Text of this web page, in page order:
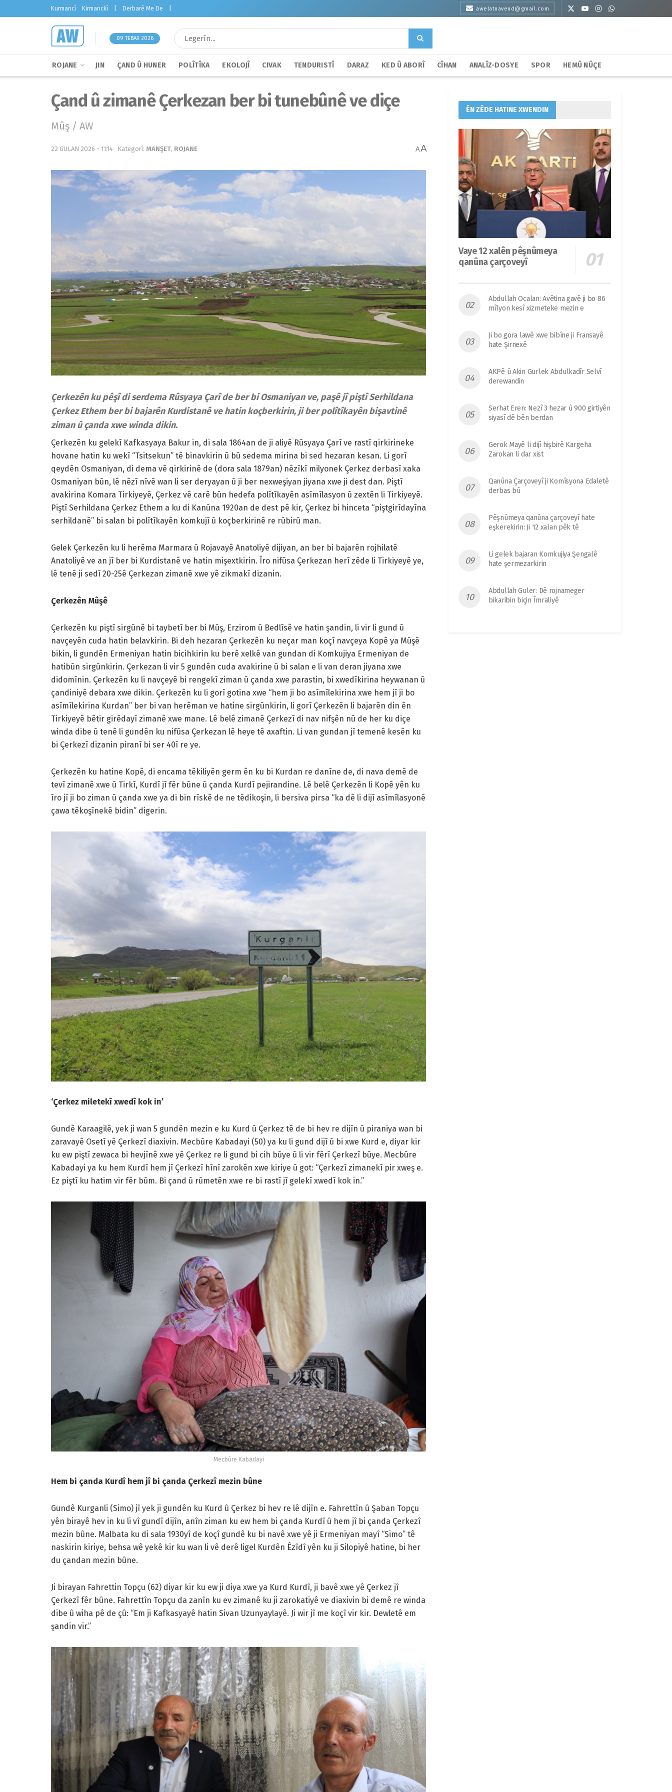
Kurmancî Kirmanckî Derbarê Me De awelatnavend@gmail.com
09 TEBAX 2026
ROJANE JIN ÇAND Û HUNER POLÎTÎKA EKOLOJÎ CIVAK TENDURISTÎ DARAZ KED Û ABORÎ CÎHAN ANALÎZ-DOSYE SPOR HEMÛ NÛÇE
Çand û zimanê Çerkezan ber bi tunebûnê ve diçe
Mûş / AW
22 GULAN 2026 - 11:14 Kategorî: MANŞET, ROJANE AA
Çerkezên ku pêşî di serdema Rûsyaya Çarî de ber bi Osmaniyan ve, paşê jî piştî Serhildana
Çerkez Ethem ber bi bajarên Kurdistanê ve hatin koçberkirin, ji ber polîtîkayên bişavtinê
ziman û çanda xwe winda dikin.
Çerkezên ku gelekî Kafkasyaya Bakur in, di sala 1864an de ji aliyê Rûsyaya Çarî ve rastî qirkirineke
hovane hatin ku wekî “Tsitsekun” tê binavkirin û bû sedema mirina bi sed hezaran kesan. Li gorî
qeydên Osmaniyan, di dema vê qirkirinê de (dora sala 1879an) nêzîkî milyonek Çerkez derbasî xaka
Osmaniyan bûn, lê nêzî nîvê wan li ser deryayan û ji ber nexweşiyan jiyana xwe ji dest dan. Piştî
avakirina Komara Tirkiyeyê, Çerkez vê carê bûn hedefa polîtîkayên asîmîlasyon û zextên li Tirkiyeyê.
Piştî Serhildana Çerkez Ethem a ku di Kanûna 1920an de dest pê kir, Çerkez bi hinceta “piştgirîdayîna
serhildanê” bi salan bi polîtîkayên komkujî û koçberkirinê re rûbirû man.
Gelek Çerkezên ku li herêma Marmara û Rojavayê Anatoliyê dijiyan, an ber bi bajarên rojhilatê
Anatoliyê ve an jî ber bi Kurdistanê ve hatin mişextkirin. Îro nifûsa Çerkezan herî zêde li Tirkiyeyê ye,
lê tenê ji sedî 20-25ê Çerkezan zimanê xwe yê zikmakî dizanin.
Çerkezên Mûşê
Çerkezên ku piştî sirgûnê bi taybetî ber bi Mûş, Erzirom û Bedlîsê ve hatin şandin, li vir li gund û
navçeyên cuda hatin belavkirin. Bi deh hezaran Çerkezên ku neçar man koçî navçeya Kopê ya Mûşê
bikin, li gundên Ermeniyan hatin bicihkirin ku berê xelkê van gundan di Komkujiya Ermeniyan de
hatibûn sirgûnkirin. Çerkezan li vir 5 gundên cuda avakirine û bi salan e li van deran jiyana xwe
didomînin. Çerkezên ku li navçeyê bi rengekî ziman û çanda xwe parastin, bi xwedîkirina heywanan û
çandiniyê debara xwe dikin. Çerkezên ku li gorî gotina xwe “hem ji bo asîmîlekirina xwe hem jî ji bo
asîmîlekirina Kurdan” ber bi van herêman ve hatine sirgûnkirin, li gorî Çerkezên li bajarên din ên
Tirkiyeyê bêtir girêdayî zimanê xwe mane. Lê belê zimanê Çerkezî di nav nifşên nû de her ku diçe
winda dibe û tenê li gundên ku nifûsa Çerkezan lê heye tê axaftin. Li van gundan jî temenê kesên ku
bi Çerkezî dizanin piranî bi ser 40î re ye.
Çerkezên ku hatine Kopê, di encama têkiliyên germ ên ku bi Kurdan re danîne de, di nava demê de
tevî zimanê xwe û Tirkî, Kurdî jî fêr bûne û çanda Kurdî pejirandine. Lê belê Çerkezên li Kopê yên ku
îro jî ji bo ziman û çanda xwe ya di bin rîskê de ne têdikoşin, li bersiva pirsa “ka dê li dijî asîmîlasyonê
çawa têkoşînekê bidin” digerin.
‘Çerkez miletekî xwedî kok in’
Gundê Karaagilê, yek ji wan 5 gundên mezin e ku Kurd û Çerkez tê de bi hev re dijîn û piraniya wan bi
zaravayê Osetî yê Çerkezî diaxivin. Mecbûre Kabadayi (50) ya ku li gund dijî û bi xwe Kurd e, diyar kir
ku ew piştî zewaca bi hevjînê xwe yê Çerkez re li gund bi cih bûye û li vir fêrî Çerkezî bûye. Mecbûre
Kabadayi ya ku hem Kurdî hem jî Çerkezî hînî zarokên xwe kiriye û got: “Çerkezî zimanekî pir xweş e.
Ez piştî ku hatim vir fêr bûm. Bi çand û rûmetên xwe re bi rastî jî gelekî xwedî kok in.”
Mecbûre Kabadayi
Hem bi çanda Kurdî hem jî bi çanda Çerkezî mezin bûne
Gundê Kurganli (Simo) jî yek ji gundên ku Kurd û Çerkez bi hev re lê dijîn e. Fahrettîn û Şaban Topçu
yên birayê hev in ku li vî gundî dijîn, anîn ziman ku ew hem bi çanda Kurdî û hem jî bi çanda Çerkezî
mezin bûne. Malbata ku di sala 1930yî de koçî gundê ku bi navê xwe yê ji Ermeniyan mayî “Simo” tê
naskirin kiriye, behsa wê yekê kir ku wan li vê derê ligel Kurdên Êzîdî yên ku ji Silopiyê hatine, bi her
du çandan mezin bûne.
Ji birayan Fahrettin Topçu (62) diyar kir ku ew ji diya xwe ya Kurd Kurdî, ji bavê xwe yê Çerkez jî
Çerkezî fêr bûne. Fahrettîn Topçu da zanîn ku ev zimanê ku ji zarokatiyê ve diaxivin bi demê re winda
dibe û wiha pê de çû: “Em ji Kafkasyayê hatin Sivan Uzunyaylayê. Ji wir jî me koçî vir kir. Dewletê em
şandin vir.”
ÊN ZÊDE HATINE XWENDIN
Vaye 12 xalên pêşnûmeya
qanûna çarçoveyî
Abdullah Ocalan: Avêtina gavê ji bo 86
mîlyon kesî xizmeteke mezin e
Ji bo gora lawê xwe bibîne ji Fransayê
hate Şirnexê
AKPê û Akin Gurlek Abdulkadîr Selvî
derewandin
Serhat Eren: Nezî 3 hezar û 900 girtiyên
siyasî dê bên berdan
Gerok Mayê li dijî hişbirê Kargeha
Zarokan li dar xist
Qanûna Çarçoveyî ji Komîsyona Edaletê
derbas bû
Pêşnûmeya qanûna çarçoveyî hate
eşkerekirin: Ji 12 xalan pêk tê
Li gelek bajaran Komkujiya Şengalê
hate şermezarkirin
Abdullah Guler: Dê rojnameger
bikaribin biçin Îmraliyê